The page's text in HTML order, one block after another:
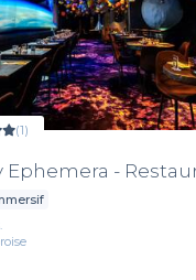
(1)
Ephemera -